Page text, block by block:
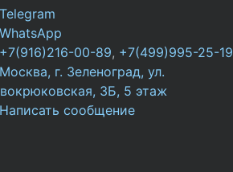
00-89, +7(499)995-25-19
г. Зеленоград, ул.
3Б, 5 этаж
сообщение